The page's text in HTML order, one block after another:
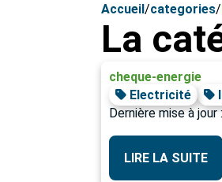
Accueil/categories/
La
cheque-energie
Electricité
Dernière mise à
LIRE LA SUITE